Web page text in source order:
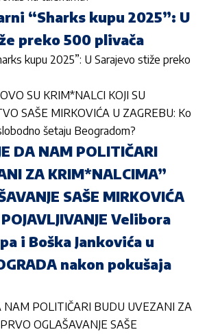
“Sharks kupu 2025”: U
preko 500 plivača
kupu 2025”: U Sarajevo stiže preko
SU KRIM*NALCI KOJI SU
SAŠE MIRKOVIĆA U ZAGREBU: Ko
šetaju Beogradom?
DA NAM POLITIČARI
ZA KRIM*NALCIMA”
SAŠE MIRKOVIĆA
Velibora
i Boška Jankovića u
nakon pokušaja
NAM POLITIČARI BUDU UVEZANI ZA
OGLAŠAVANJE SAŠE